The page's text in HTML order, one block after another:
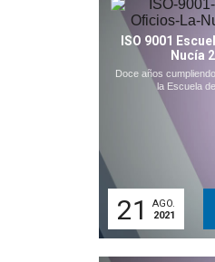
ISO 9001
Nucía
Doce años
la Escuela
21
AGO.
2021